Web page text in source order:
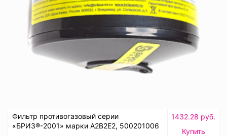
Фильтр противогазовый серии
«БРИЗ®-2001» марки A2B2E2, 500201006
1432.28 руб.
Купить